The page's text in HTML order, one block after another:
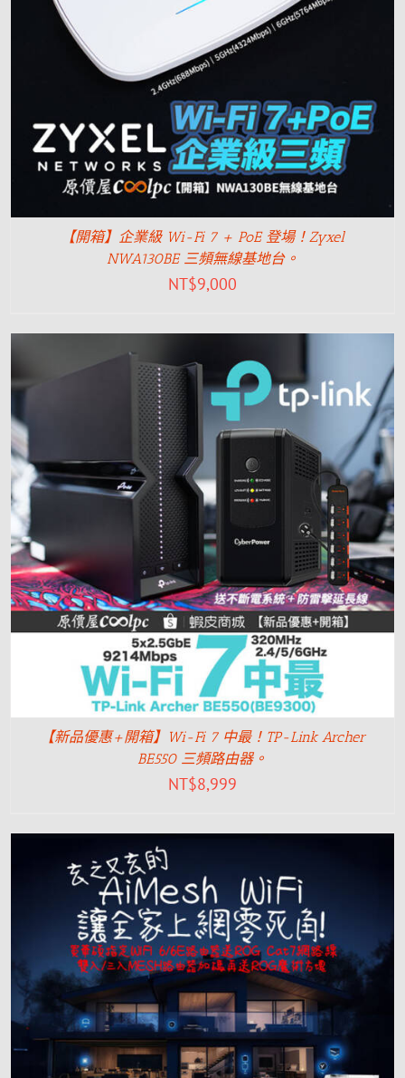
【開箱】企業級 Wi-Fi 7 + PoE 登場！Zyxel
NWA130BE 三頻無線基地台。
NT$9,000
【新品優惠+開箱】Wi-Fi 7 中最！TP-Link Archer
BE550 三頻路由器。
NT$8,999